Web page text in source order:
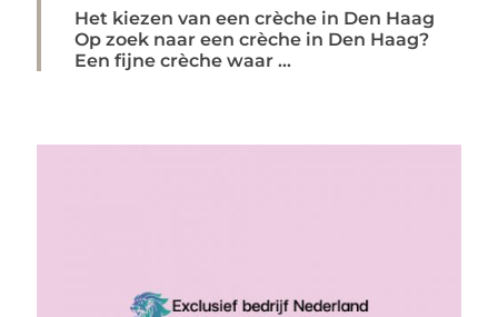
Het kiezen van een crèche in Den Haag
Op zoek naar een crèche in Den Haag?
Een fijne crèche waar ...